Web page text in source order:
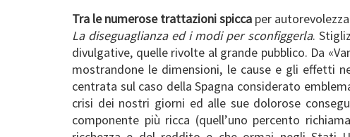
Tra le numerose trattazioni spicca per
La diseguaglianza ed i modi per sconfiggerla.
divulgative, quelle rivolte al grande pubblico. Da
mostrandone le dimensioni, le cause e gli effetti
centrata sul caso della Spagna considerato
crisi dei nostri giorni ed alle sue dolorose
componente più ricca (quell’uno percento